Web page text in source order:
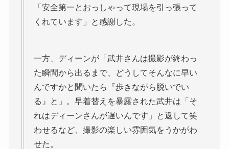
「安全第一とおっしゃって現場を引っ張って
くれています」と感謝した。
一方、ディーンが「武井さんは撮影が終わっ
た瞬間から出るまで、どうしてそんなに早い
んですかと聞いたら『歩きながら脱いでい
る』と」。早着替えを暴露された武井は「そ
れはディーンさんが遅いんです」と返して笑
わせるなど、撮影の楽しい雰囲気をうかがわ
せた。